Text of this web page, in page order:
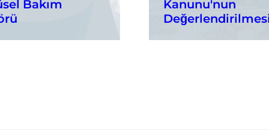
Bakım
Kanunu'nun